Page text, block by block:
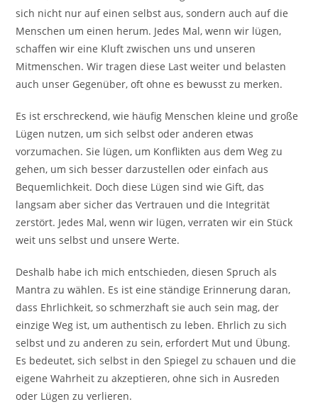
sich nicht nur auf einen selbst aus, sondern auch auf die
Menschen um einen herum. Jedes Mal, wenn wir lügen,
schaffen wir eine Kluft zwischen uns und unseren
Mitmenschen. Wir tragen diese Last weiter und belasten
auch unser Gegenüber, oft ohne es bewusst zu merken.
Es ist erschreckend, wie häufig Menschen kleine und große
Lügen nutzen, um sich selbst oder anderen etwas
vorzumachen. Sie lügen, um Konflikten aus dem Weg zu
gehen, um sich besser darzustellen oder einfach aus
Bequemlichkeit. Doch diese Lügen sind wie Gift, das
langsam aber sicher das Vertrauen und die Integrität
zerstört. Jedes Mal, wenn wir lügen, verraten wir ein Stück
weit uns selbst und unsere Werte.
Deshalb habe ich mich entschieden, diesen Spruch als
Mantra zu wählen. Es ist eine ständige Erinnerung daran,
dass Ehrlichkeit, so schmerzhaft sie auch sein mag, der
einzige Weg ist, um authentisch zu leben. Ehrlich zu sich
selbst und zu anderen zu sein, erfordert Mut und Übung.
Es bedeutet, sich selbst in den Spiegel zu schauen und die
eigene Wahrheit zu akzeptieren, ohne sich in Ausreden
oder Lügen zu verlieren.